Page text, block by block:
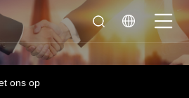
ons op